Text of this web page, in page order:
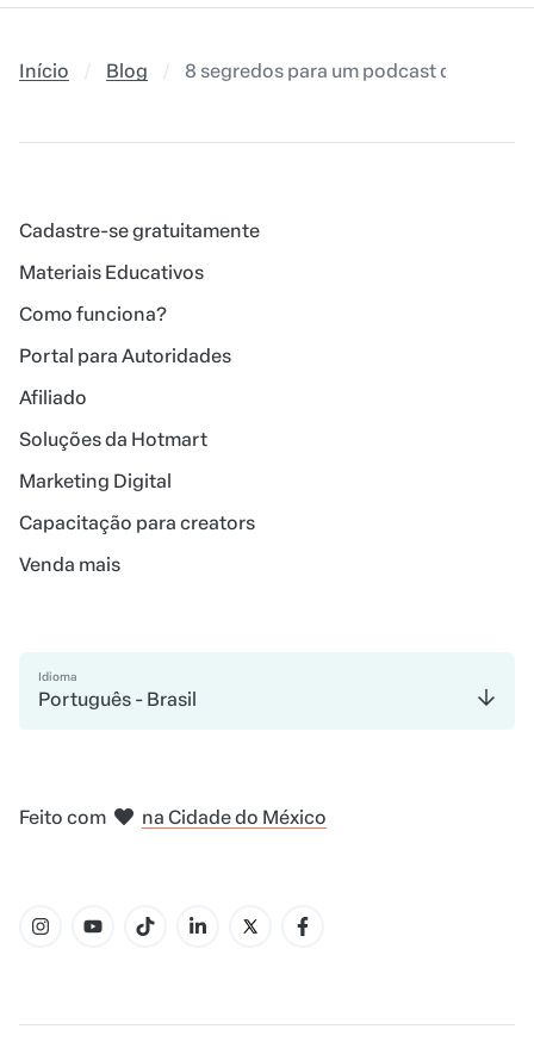
Início Blog 8 segredos para um podcast de
Cadastre-se gratuitamente
Materiais Educativos
Como funciona?
Portal para Autoridades
Afiliado
Soluções da Hotmart
Marketing Digital
Capacitação para creators
Venda mais
Idioma
Português - Brasil
Feito com
em Nova Iorque